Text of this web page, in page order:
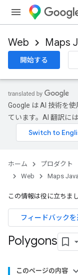
Web Maps
開始する
Google は AI 技術を
ています。AI 翻訳に
ホーム プロダクト
Web
Maps
この情報は役に立ちま
フィードバックを
Polygons
このページの内容